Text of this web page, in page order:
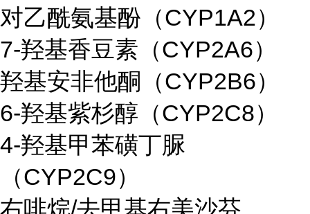
对乙酰氨基酚（CYP1A2）
7-羟基香豆素（CYP2A6）
羟基安非他酮（CYP2B6）
6-羟基紫杉醇（CYP2C8）
4-羟基甲苯磺丁脲
（CYP2C9）
右啡烷/去甲基右美沙芬